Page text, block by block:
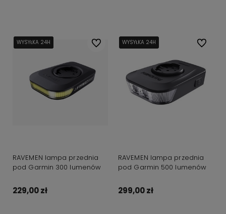
WYSYŁKA 24H
WYSYŁKA 24H
WYSYŁKA 24H
RAVEMEN lampa przednia
pod Garmin 300 lumenów
229,00 zł
Do ulubionychWYSYŁKA 24H
WYSYŁKA 24H
RAVEMEN lampa przednia
pod Garmin 500 lumenów
299,00 zł
Do